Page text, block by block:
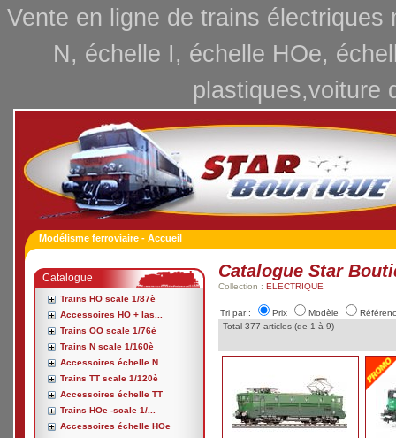
Vente en ligne de trains
N, échelle I, échelle HOe,
plastiques,voiture
Modélisme ferroviaire - Accueil
Catalogue
Trains HO scale 1/87è
Accessoires HO + las...
Trains OO scale 1/76è
Trains N scale 1/160è
Accessoires échelle N
Trains TT scale 1/120è
Accessoires échelle TT
Trains HOe -scale 1/...
Accessoires échelle HOe
Catalogue Star
Collection : ELECTRIQUE
Tri par : Prix Modèle
Total 377 articles (de 1 à 9)